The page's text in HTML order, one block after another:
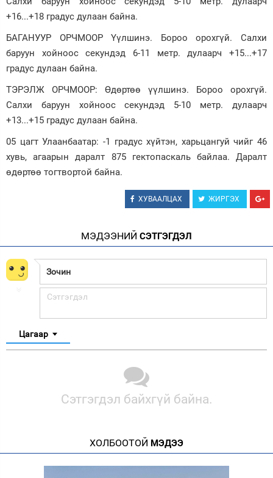
+16...+18 градус дулаан байна.
БАГАНУУР ОРЧМООР Үүлшинэ. Бороо орохгүй. Салхи
баруун хойноос секундэд 6-11 метр. дулаарч +15...+17
градус дулаан байна.
ТЭРЭЛЖ ОРЧМООР: Өдөртөө үүлшинэ. Бороо орохгүй.
Салхи баруун хойноос секундэд 5-10 метр. дулаарч
+13...+15 градус дулаан байна.
05 цагт Улаанбаатар: -1 градус хүйтэн, харьцангуй чийг 46
хувь, агаарын даралт 875 гектопаскаль байлаа. Даралт
өдөртөө тогтвортой байна.
ХУВААЛЦАХ ЖИРГЭХ
МЭДЭЭНИЙ СЭТГЭГДЭЛ
Цагаар
Сэтгэгдэл байхгүй байна.
ХОЛБООТОЙ МЭДЭЭ